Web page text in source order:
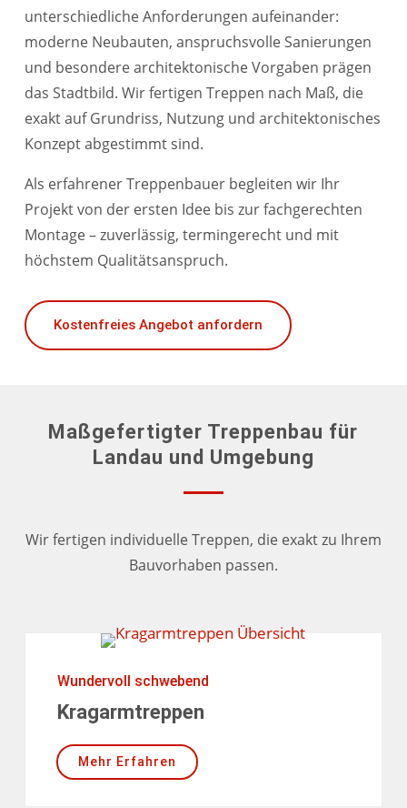
unterschiedliche Anforderungen aufeinander:
moderne Neubauten, anspruchsvolle Sanierungen
und besondere architektonische Vorgaben prägen
das Stadtbild. Wir fertigen Treppen nach Maß, die
exakt auf Grundriss, Nutzung und architektonisches
Konzept abgestimmt sind.
Als erfahrener Treppenbauer begleiten wir Ihr
Projekt von der ersten Idee bis zur fachgerechten
Montage – zuverlässig, termingerecht und mit
höchstem Qualitätsanspruch.
Kostenfreies Angebot anfordern
Maßgefertigter Treppenbau für
Landau und Umgebung
Wir fertigen individuelle Treppen, die exakt zu Ihrem
Bauvorhaben passen.
Wundervoll schwebend
Kragarmtreppen
Mehr Erfahren